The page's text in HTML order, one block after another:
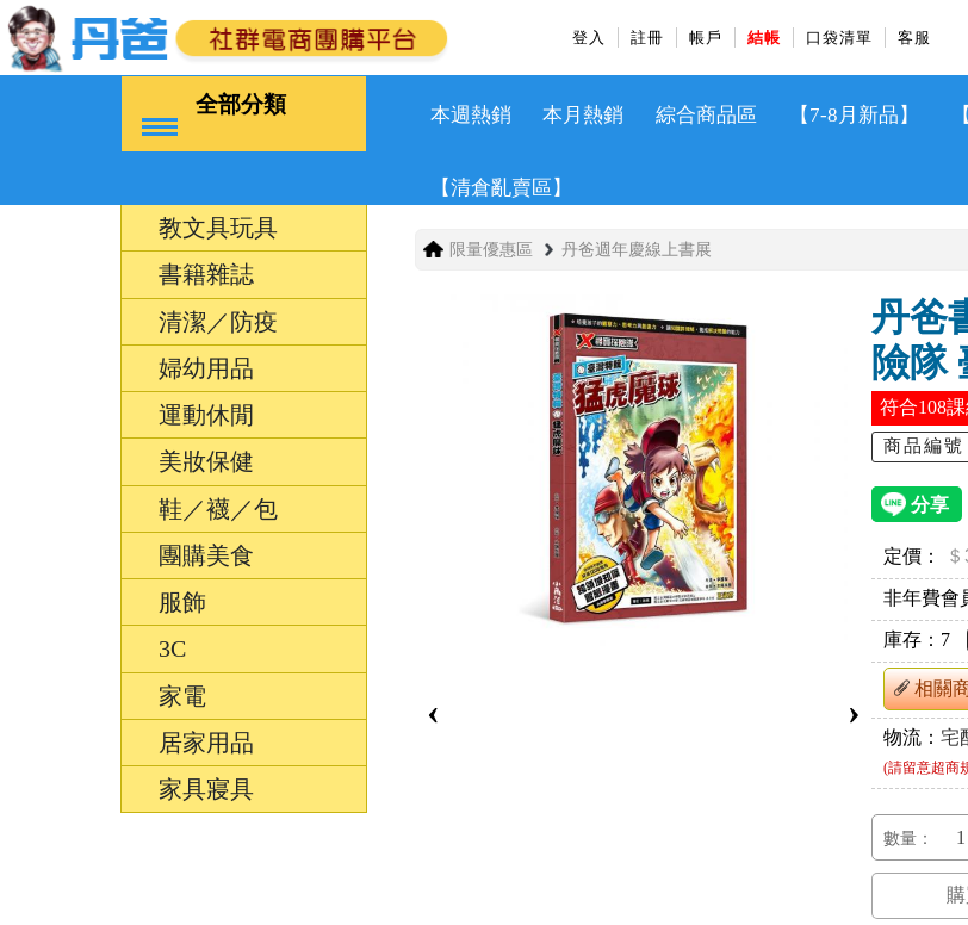
登入 註冊 帳戶 結帳 口袋清單 客服
全部分類 本週熱銷 本月熱銷 綜合商品區 【7-8月新品】
【清倉亂賣區】
教文具玩具
書籍雜誌
清潔／防疫
婦幼用品
運動休閒
美妝保健
鞋／襪／包
團購美食
服飾
3C
家電
居家用品
家具寢具
限量優惠區 丹爸週年慶線上書展
‹ ›
丹爸
險隊
符合108
商品編號
定價：
非年費會
庫存： 7
相關
物流：宅
(請留意超商
數量：